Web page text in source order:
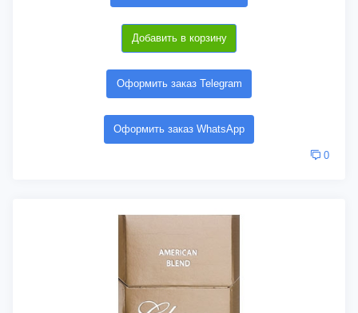
Добавить в корзину
Оформить заказ Telegram
Оформить заказ WhatsApp
0